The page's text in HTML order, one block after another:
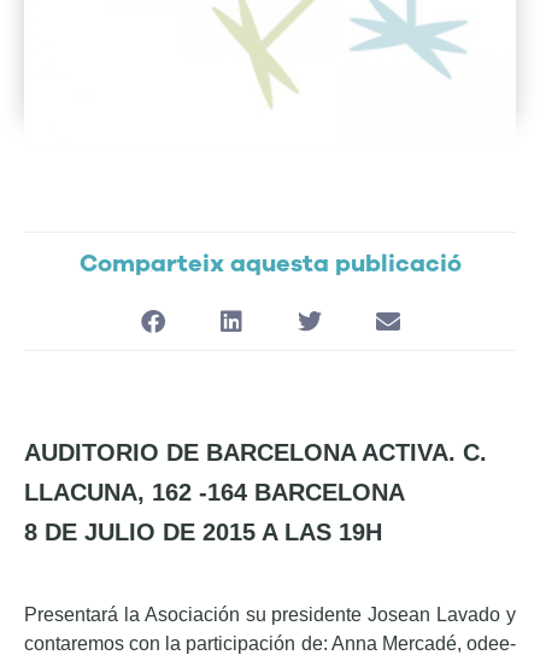
Comparteix aquesta publicació
AUDITORIO DE BARCELONA ACTIVA. C.
LLACUNA, 162 -164 BARCELONA
8 DE JULIO DE 2015 A LAS 19H
Presentará la Asociación su presidente Josean Lavado y
contaremos con la participación de: Anna Mercadé, odee-